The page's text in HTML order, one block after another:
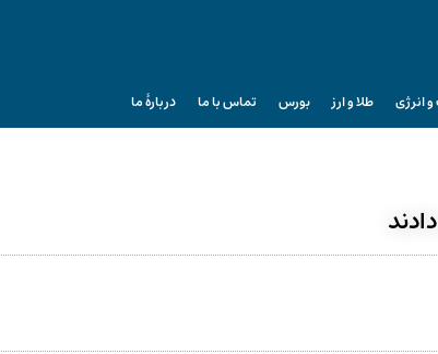
انرژی طلا و ارز بورس تماس با ما دربارۀ ما